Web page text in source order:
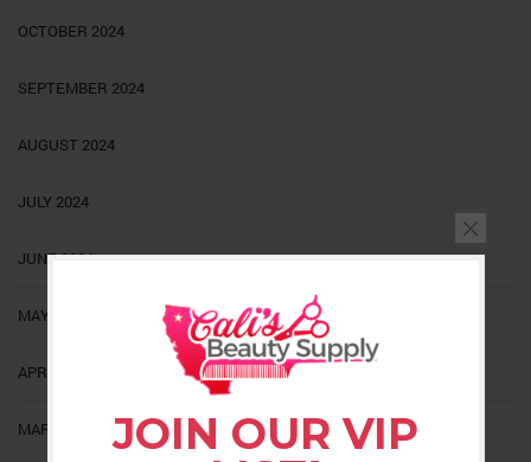
JOIN OUR VIP
OCTOBER 2024
SEPTEMBER 2024
AUGUST 2024
JULY 2024
JUNE 2024
MAY 2024
APRIL 2024
MARCH 2024